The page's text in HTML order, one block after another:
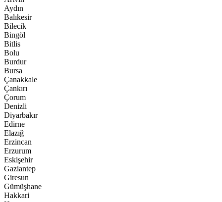
Aydın
Balıkesir
Bilecik
Bingöl
Bitlis
Bolu
Burdur
Bursa
Çanakkale
Çankırı
Çorum
Denizli
Diyarbakır
Edirne
Elazığ
Erzincan
Erzurum
Eskişehir
Gaziantep
Giresun
Gümüşhane
Hakkari